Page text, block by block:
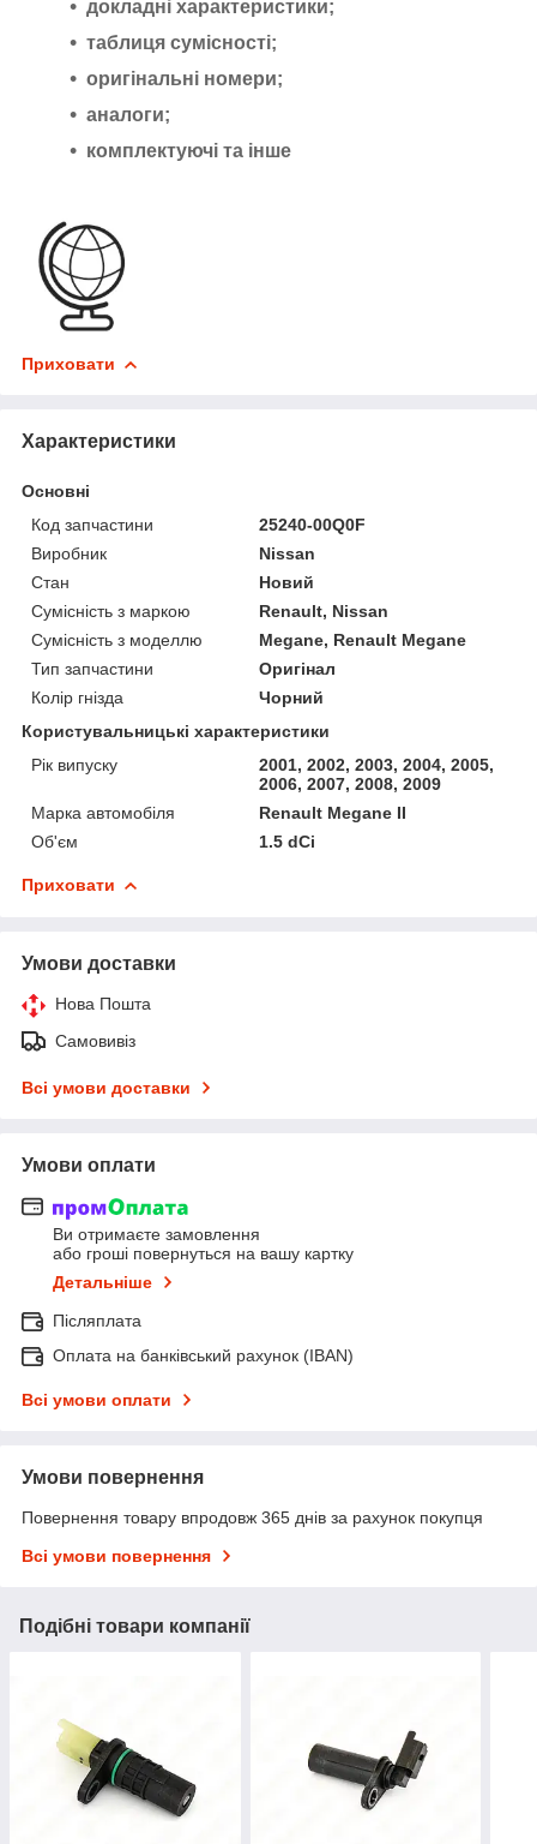
докладні характеристики;
таблиця сумісності;
оригінальні номери;
аналоги;
комплектуючі та інше
Приховати
Характеристики
Основні
Код запчастини
25240-00Q0F
Виробник
Nissan
Стан
Новий
Сумісність з маркою
Renault, Nissan
Сумісність з моделлю
Megane, Renault Megane
Тип запчастини
Оригінал
Колір гнізда
Чорний
Користувальницькі характеристики
Рік випуску
2001, 2002, 2003, 2004, 2005,
2006, 2007, 2008, 2009
Марка автомобіля
Renault Megane II
Об'єм
1.5 dCi
Приховати
Умови доставки
Нова Пошта
Самовивіз
Всі умови доставки
Умови оплати
Ви отримаєте замовлення
або гроші повернуться на вашу картку
Детальніше
Післяплата
Оплата на банківський рахунок (IBAN)
Всі умови оплати
Умови повернення
Повернення товару впродовж 365 днів за рахунок покупця
Всі умови повернення
Подібні товари компанії